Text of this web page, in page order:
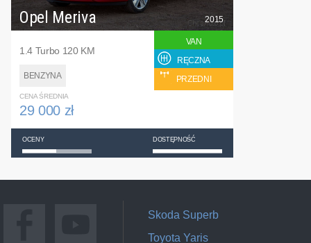
Opel Meriva
1.4 Turbo 120 KM
BENZYNA
2015
VAN
RĘCZNA
PRZEDNI
CENA ŚREDNIA
29 000 zł
OCENY DOSTĘPNOŚĆ
Skoda Superb
Toyota Yaris